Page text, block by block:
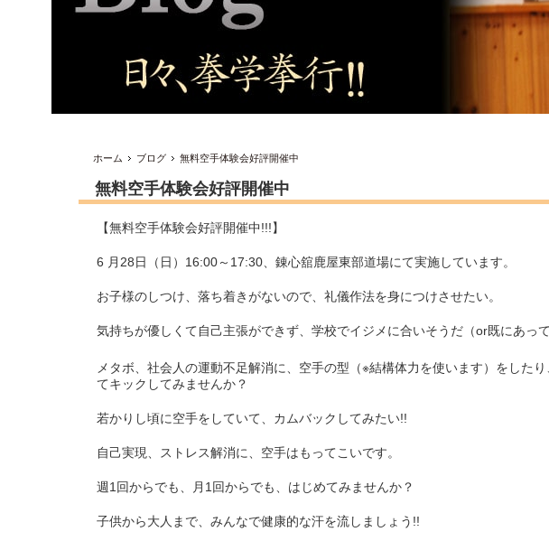
ホーム ブログ 無料空手体験会好評開催中
無料空手体験会好評開催中
【無料空手体験会好評開催中!!!】
6 月28日（日）16:00～17:30、錬心舘鹿屋東部道場にて実施しています。
お子様のしつけ、落ち着きがないので、礼儀作法を身につけさせたい。
気持ちが優しくて自己主張ができず、学校でイジメに合いそうだ（or既にあっ
メタボ、社会人の運動不足解消に、空手の型（※結構体力を使います）をした
てキックしてみませんか？
若かりし頃に空手をしていて、カムバックしてみたい!!
自己実現、ストレス解消に、空手はもってこいです。
週1回からでも、月1回からでも、はじめてみませんか？
子供から大人まで、みんなで健康的な汗を流しましょう!!